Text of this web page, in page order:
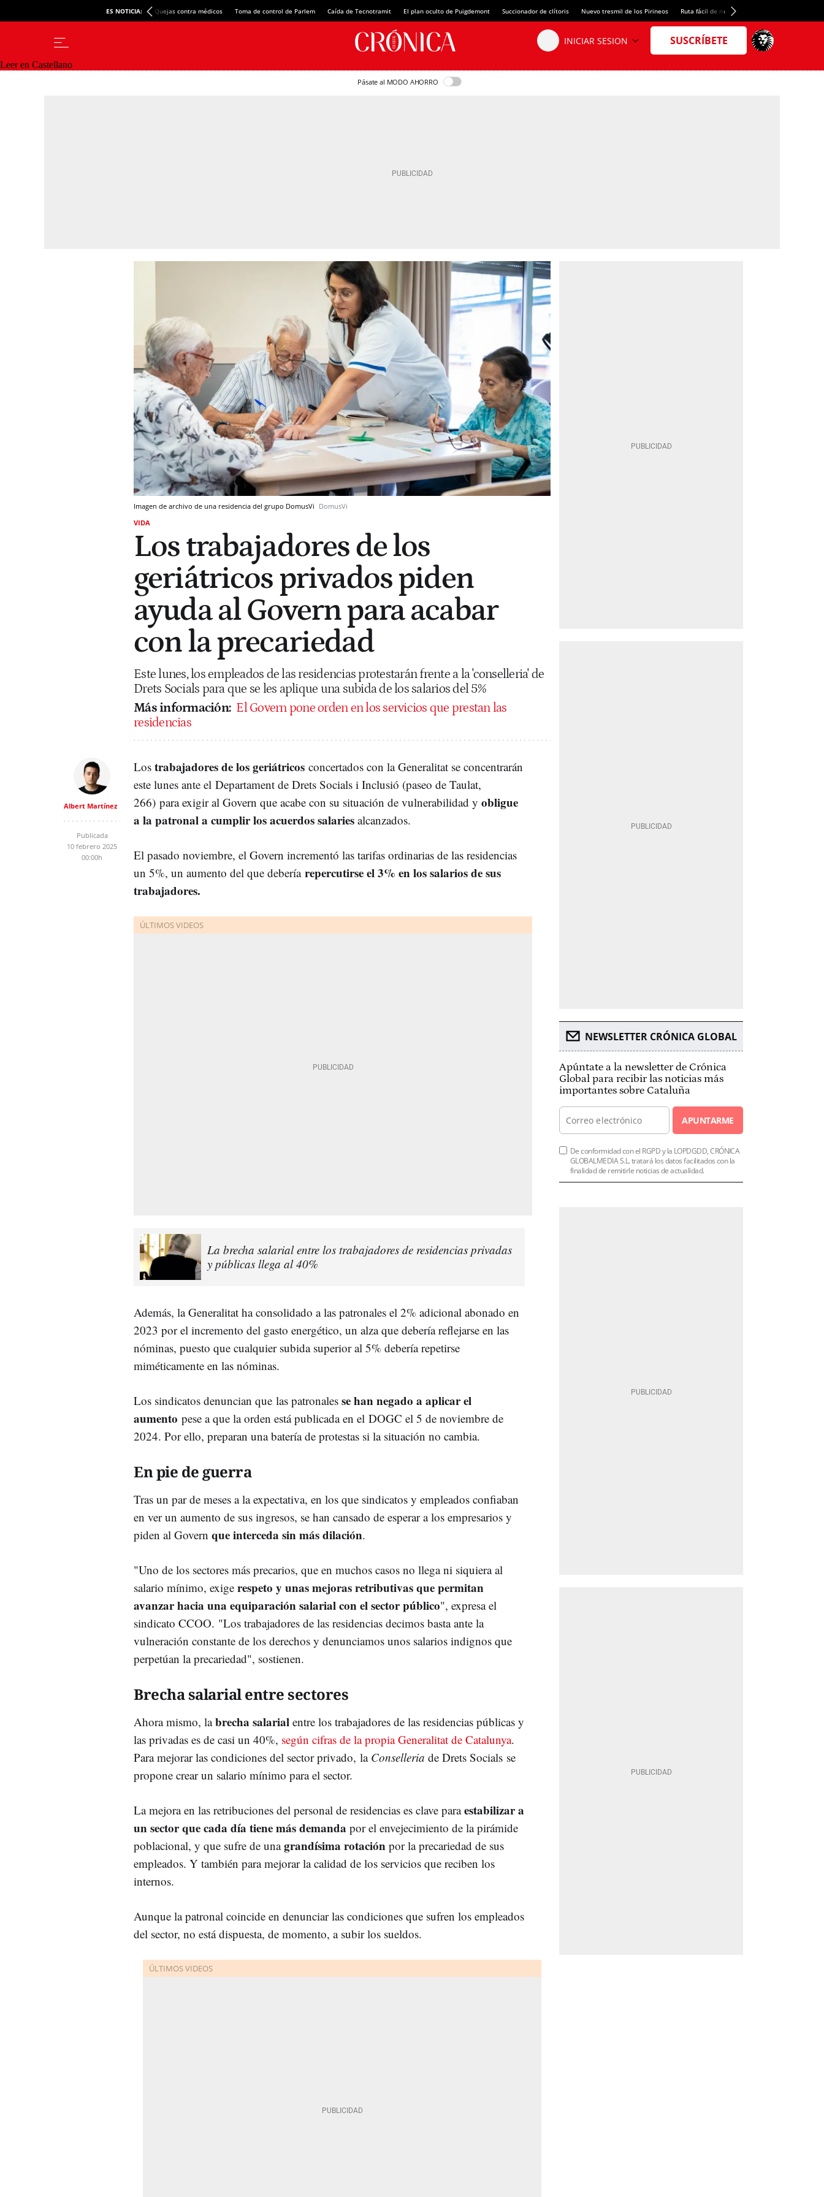
ES NOTICIA: Quejas contra médicos Toma de control de Parlem Caída de Tecnotramit El plan oculto de Puigdemont Succionador de clítoris Nuevo tresmil de los Pirineos Ruta fácil de montaña
Leer en Castellano
Pásate al MODO AHORRO
Imagen de archivo de una residencia del grupo DomusVi DomusVi
VIDA
Los trabajadores de los
geriátricos privados piden
ayuda al Govern para acabar
con la precariedad
Este lunes, los empleados de las residencias protestarán frente a la 'conselleria' de
Drets Socials para que se les aplique una subida de los salarios del 5%
Más información: El Govern pone orden en los servicios que prestan las
residencias
Albert Martínez
Publicada
10 febrero 2025
00:00h
Los trabajadores de los geriátricos concertados con la Generalitat se concentrarán
este lunes ante el Departament de Drets Socials i Inclusió (paseo de Taulat,
266) para exigir al Govern que acabe con su situación de vulnerabilidad y obligue
a la patronal a cumplir los acuerdos salaries alcanzados.
El pasado noviembre, el Govern incrementó las tarifas ordinarias de las residencias
un 5%, un aumento del que debería repercutirse el 3% en los salarios de sus
trabajadores.
La brecha salarial entre los trabajadores de residencias privadas
y públicas llega al 40%
Además, la Generalitat ha consolidado a las patronales el 2% adicional abonado en
2023 por el incremento del gasto energético, un alza que debería reflejarse en las
nóminas, puesto que cualquier subida superior al 5% debería repetirse
miméticamente en las nóminas.
Los sindicatos denuncian que las patronales se han negado a aplicar el
aumento pese a que la orden está publicada en el DOGC el 5 de noviembre de
2024. Por ello, preparan una batería de protestas si la situación no cambia.
En pie de guerra
Tras un par de meses a la expectativa, en los que sindicatos y empleados confiaban
en ver un aumento de sus ingresos, se han cansado de esperar a los empresarios y
piden al Govern que interceda sin más dilación.
"Uno de los sectores más precarios, que en muchos casos no llega ni siquiera al
salario mínimo, exige respeto y unas mejoras retributivas que permitan
avanzar hacia una equiparación salarial con el sector público", expresa el
sindicato CCOO. "Los trabajadores de las residencias decimos basta ante la
vulneración constante de los derechos y denunciamos unos salarios indignos que
perpetúan la precariedad", sostienen.
Brecha salarial entre sectores
Ahora mismo, labrecha salarial entre los trabajadores de las residencias públicas y
las privadas es de casi un 40%, según cifras de la propia Generalitat de Catalunya.
Para mejorar las condiciones del sector privado, la Conselleria de Drets Socials se
propone crear un salario mínimo para el sector.
La mejora en las retribuciones del personal de residencias es clave paraestabilizar a
un sector que cada día tiene más demanda por el envejecimiento de la pirámide
poblacional, y que sufre de unagrandísima rotación por la precariedad de sus
empleados. Y también para mejorar la calidad de los servicios que reciben los
internos.
Aunque la patronal coincide en denunciar las condiciones que sufren los empleados
del sector, no está dispuesta, de momento, a subir los sueldos.
NEWSLETTER CRÓNICA GLOBAL
Apúntate a la newsletter de Crónica
Global para recibir las noticias más
importantes sobre Cataluña
APUNTARME
De conformidad con el RGPD y la LOPDGDD, CRÓNICA
GLOBALMEDIA S.L. tratará los datos facilitados con la
finalidad de remitirle noticias de actualidad.